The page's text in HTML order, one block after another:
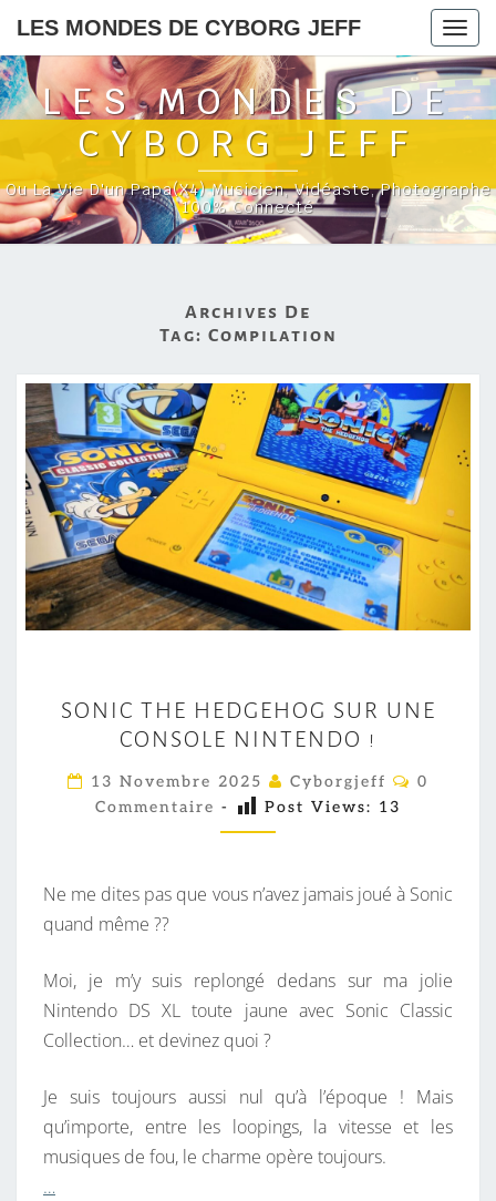
LES MONDES DE CYBORG JEFF
LES MONDES DE
CYBORG JEFF
Ou La Vie D'un Papa(x4) Musicien, Vidéaste, Photographe
100% Connecté
Archives De
Tag: Compilation
O
N
I
C
T
E
D
G
E
O
G
S
SONIC THE HEDGEHOG SUR UNE
CONSOLE NINTENDO !
13 Novembre 2025 Cyborgjeff
C
T
A
0
Commentaire - Post Views: 13
Ne me dites pas que vous n’avez jamais joué à Sonic
quand même ??
Moi, je m’y suis replongé dedans sur ma jolie
Nintendo DS XL toute jaune avec Sonic Classic
Collection… et devinez quoi ?
Je suis toujours aussi nul qu’à l’époque ! Mais
qu’importe, entre les loopings, la vitesse et les
musiques de fou, le charme opère toujours.
…